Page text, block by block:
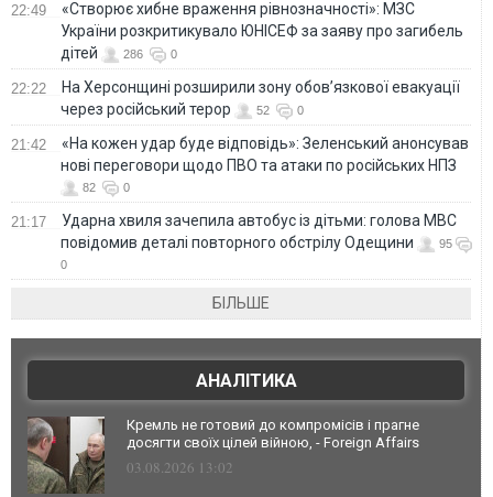
22:49
«Створює хибне враження рівнозначності»: МЗС
України розкритикувало ЮНІСЕФ за заяву про загибель
дітей
286 0
22:22
На Херсонщині розширили зону обов’язкової евакуації
через російський терор
52 0
21:42
«На кожен удар буде відповідь»: Зеленський анонсував
нові переговори щодо ПВО та атаки по російських НПЗ
82 0
21:17
Ударна хвиля зачепила автобус із дітьми: голова МВС
повідомив деталі повторного обстрілу Одещини
95
0
БІЛЬШЕ
АНАЛІТИКА
Кремль не готовий до компромісів і прагне
досягти своїх цілей війною, - Foreign Affairs
03.08.2026 13:02